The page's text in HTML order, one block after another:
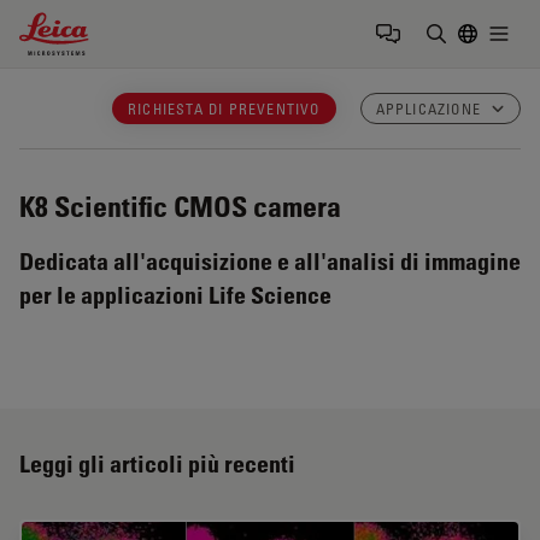
Leica Microsystems Logo
RICHIESTA DI PREVENTIVO APPLICAZIONE
K8 Scientific CMOS camera
Dedicata all'acquisizione e all'analisi di immagine
per le applicazioni Life Science
Leggi gli articoli più recenti